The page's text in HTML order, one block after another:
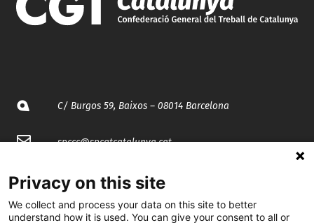
C/ Burgos 59, Baixos – 08014 Barcelona
spccc@spcgtcatalunya.cat
@CGTCatalunya
Privacy on this site
We collect and process your data on this site to better
understand how it is used. You can give your consent to all or